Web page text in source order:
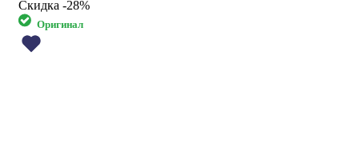
Скидка -28%
Оригинал